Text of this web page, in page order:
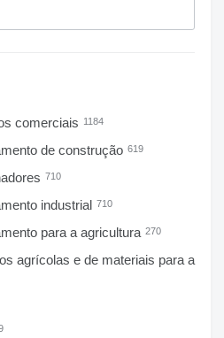
comerciais 1184
de construção 619
710
industrial 710
para a agricultura 270
agrícolas e de materiais para a